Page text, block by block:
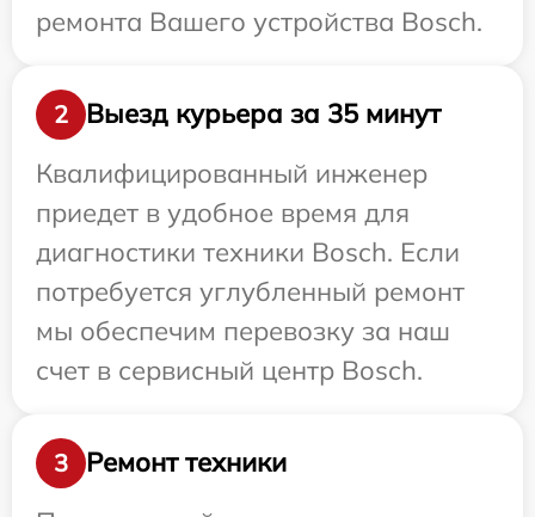
ремонта Вашего устройства Bosch.
2
Выезд курьера за 35 минут
Квалифицированный инженер
приедет в удобное время для
диагностики техники Bosch. Если
потребуется углубленный ремонт
мы обеспечим перевозку за наш
счет в сервисный центр Bosch.
3
Ремонт техники